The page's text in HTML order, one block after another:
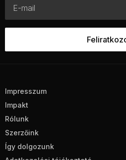
Impresszum
Impakt
Rólunk
Szerzőink
Így dolgozunk